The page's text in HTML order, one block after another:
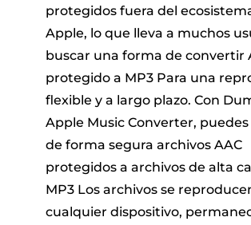
protegidos fuera del
Apple, lo que lleva a muchos
buscar una forma de convertir
protegido a MP3 Para una
flexible y a largo plazo. Con
Apple Music Converter,
de forma segura archivos AAC
protegidos a archivos de alta
MP3 Los archivos se
cualquier dispositivo,